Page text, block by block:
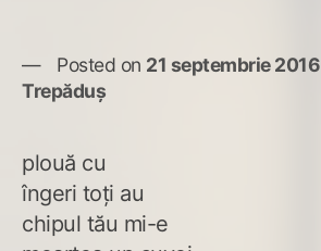
Posted on 21 septembrie 2016
Trepăduș
plouă cu
îngeri toți au
chipul tău mi-e